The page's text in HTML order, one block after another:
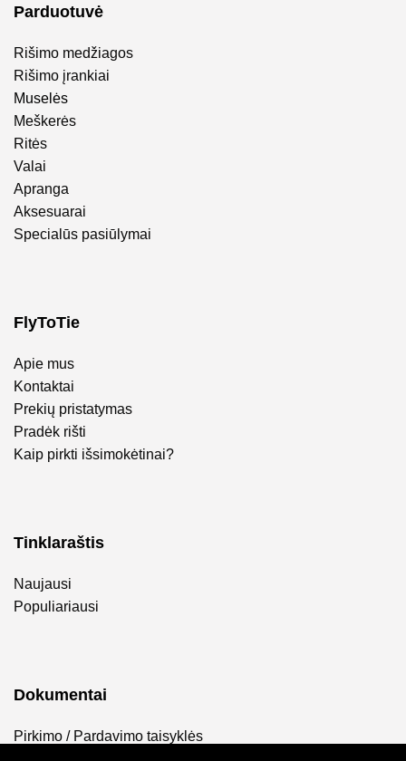
Parduotuvė
Rišimo medžiagos
Rišimo įrankiai
Muselės
Meškerės
Ritės
Valai
Apranga
Aksesuarai
Specialūs pasiūlymai
FlyToTie
Apie mus
Kontaktai
Prekių pristatymas
Pradėk rišti
Kaip pirkti išsimokėtinai?
Tinklaraštis
Naujausi
Populiariausi
Dokumentai
Pirkimo / Pardavimo taisyklės